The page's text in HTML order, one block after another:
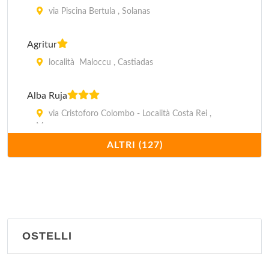
via Piscina Bertula , Solanas
Agritur
località Maloccu , Castiadas
Alba Ruja
via Cristoforo Colombo - Località Costa Rei ,
Albaruja
ALTRI (127)
OSTELLI